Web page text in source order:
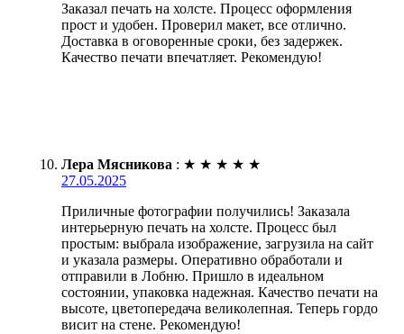
Заказал печать на холсте. Процесс оформления
прост и удобен. Проверил макет, все отлично.
Доставка в оговоренные сроки, без задержек.
Качество печати впечатляет. Рекомендую!
Лера Мясникова : ★ ★ ★ ★ ★
27.05.2025
Приличные фотографии получились! Заказала
интерьерную печать на холсте. Процесс был
простым: выбрала изображение, загрузила на сайт
и указала размеры. Оперативно обработали и
отправили в Лобню. Пришло в идеальном
состоянии, упаковка надежная. Качество печати на
высоте, цветопередача великолепная. Теперь гордо
висит на стене. Рекомендую!